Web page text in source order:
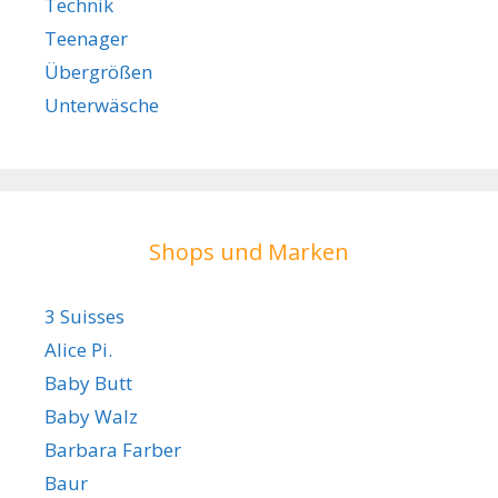
Teenager
Übergrößen
Unterwäsche
Shops und Marken
3 Suisses
Alice Pi.
Baby Butt
Baby Walz
Barbara Farber
Baur